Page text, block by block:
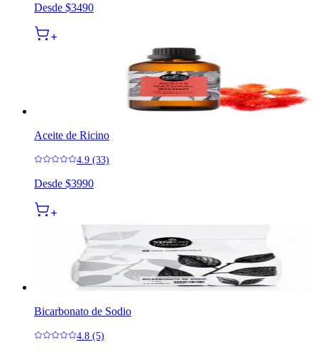
Desde $3490
Aceite de Ricino
4.9 (33)
Desde $3990
Bicarbonato de Sodio
4.8 (5)